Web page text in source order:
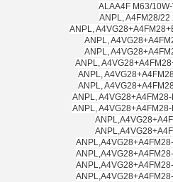
ALAA4F M63/
ANPL, A4FM28/22
ANPL,
ANPL,
ANPL,
ANPL,
ANPL,
ANPL,
ANPL,
ANPL,